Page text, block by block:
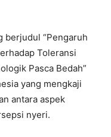
berjudul “Pengaruh
Toleransi
Pasca Bedah”
yang mengkaji
antara aspek
nyeri.